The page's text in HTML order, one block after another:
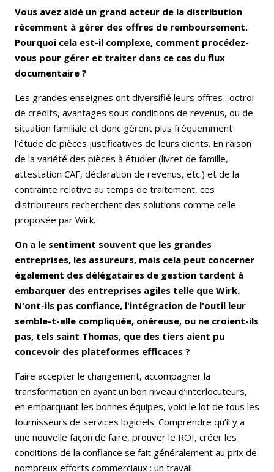
Vous avez aidé un grand acteur de la distribution
récemment à gérer des offres de remboursement.
Pourquoi cela est-il complexe, comment procédez-
vous pour gérer et traiter dans ce cas du flux
documentaire ?
Les grandes enseignes ont diversifié leurs offres : octroi
de crédits, avantages sous conditions de revenus, ou de
situation familiale et donc gèrent plus fréquemment
l’étude de pièces justificatives de leurs clients. En raison
de la variété des pièces à étudier (livret de famille,
attestation CAF, déclaration de revenus, etc.) et de la
contrainte relative au temps de traitement, ces
distributeurs recherchent des solutions comme celle
proposée par Wirk.
On a le sentiment souvent que les grandes
entreprises, les assureurs, mais cela peut concerner
également des délégataires de gestion tardent à
embarquer des entreprises agiles telle que Wirk.
N'ont-ils pas confiance, l'intégration de l'outil leur
semble-t-elle compliquée, onéreuse, ou ne croient-ils
pas, tels saint Thomas, que des tiers aient pu
concevoir des plateformes efficaces ?
Faire accepter le changement, accompagner la
transformation en ayant un bon niveau d’interlocuteurs,
en embarquant les bonnes équipes, voici le lot de tous les
fournisseurs de services logiciels. Comprendre qu’il y a
une nouvelle façon de faire, prouver le ROI, créer les
conditions de la confiance se fait généralement au prix de
nombreux efforts commerciaux : un travail